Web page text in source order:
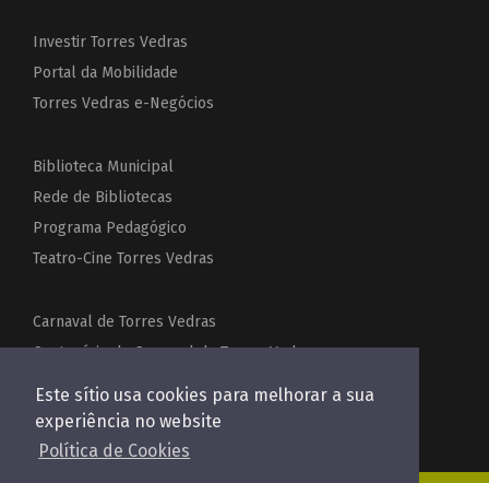
Este sítio usa cookies para melhorar a sua
experiência no website
Política de Cookies
Investir Torres Vedras
Portal da Mobilidade
Torres Vedras e-Negócios
Biblioteca Municipal
Rede de Bibliotecas
Programa Pedagógico
Teatro-Cine Torres Vedras
Carnaval de Torres Vedras
Centenário do Carnaval de Torres Vedras
Festas de Torres Vedras
Acordeões do Mundo